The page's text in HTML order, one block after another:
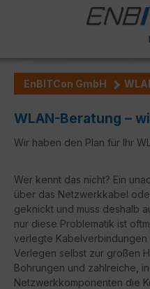
EnBITCon GmbH
WLAN-Beratung –
Wir haben den Plan für Ihr
Wer kennt das nicht? Ein
über das Netzwerkkabel
geknickt und muss deshalb
nur diese Problematik ist
verlegte Kabelverbindungen
Verlegen selbst zur großen
Bohrungen und zahlreiche,
Netzwerkkomponenten die